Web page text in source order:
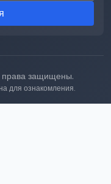
защищены.
для ознакомления.